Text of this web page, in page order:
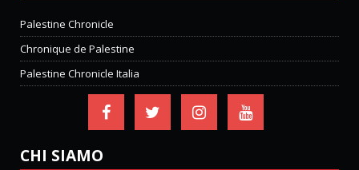
Palestine Chronicle
Chronique de Palestine
Palestine Chronicle Italia
CHI SIAMO